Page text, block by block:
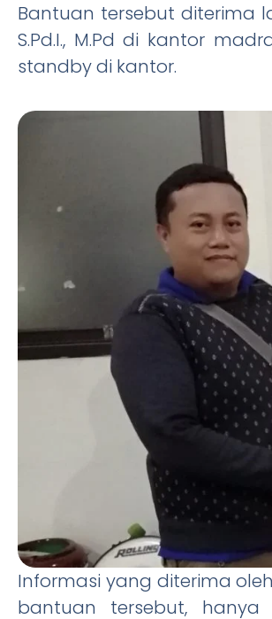
Bantuan tersebut diterima
S.Pd.I., M.Pd di kantor
standby di kantor.
Informasi yang diterima
bantuan tersebut,